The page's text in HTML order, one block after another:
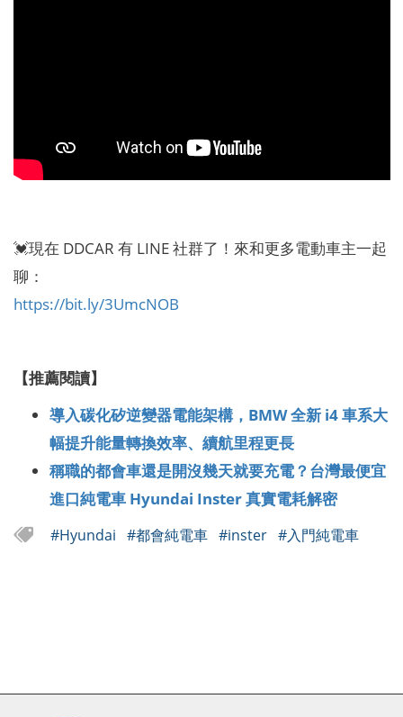
💓現在 DDCAR 有 LINE 社群了！來和更多電動車主一起
聊：
https://bit.ly/3UmcNOB
【推薦閱讀】
導入碳化矽逆變器電能架構，BMW 全新 i4 車系大
幅提升能量轉換效率、續航里程更長
稱職的都會車還是開沒幾天就要充電？台灣最便宜
進口純電車 Hyundai Inster 真實電耗解密
#Hyundai #都會純電車 #inster #入門純電車